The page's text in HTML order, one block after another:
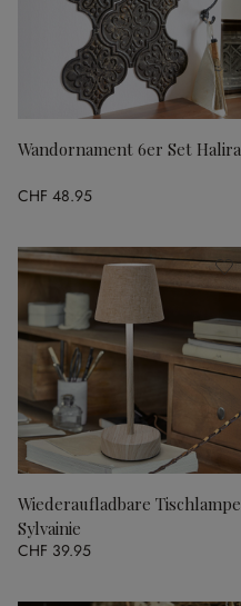
Wandornament 6er Set Halira
CHF 48.95
Wiederaufladbare Tischlampe
Sylvainie
CHF 39.95